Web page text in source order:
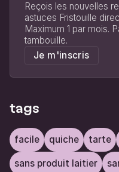
Reçois les nouvelles
astuces Fristouille
Maximum 1 par mois.
tambouille.
Je m'inscris
tags
facile quiche tarte
sans produit laitier